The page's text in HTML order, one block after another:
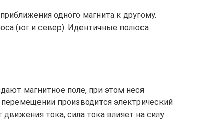
одного магнита к другому.
(юг и север). Идентичные полюса
магнитное поле, при этом неся
производится электрический
тока, сила тока влияет на силу